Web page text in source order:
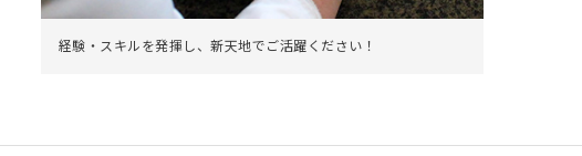
経験・スキルを発揮し、新天地でご活躍ください！